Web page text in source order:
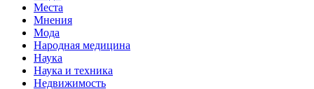
Места
Мнения
Мода
Народная медицина
Наука
Наука и техника
Недвижимость